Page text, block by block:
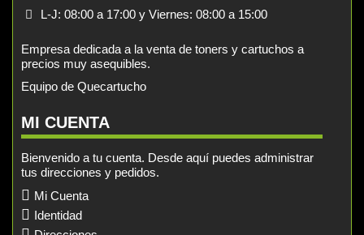
L-J: 08:00 a 17:00 y Viernes: 08:00 a 15:00
Empresa dedicada a la venta de toners y cartuchos a
precios muy asequibles.
Equipo de Quecartucho
MI CUENTA
Bienvenido a tu cuenta. Desde aquí puedes administrar
tus direcciones y pedidos.
Mi Cuenta
Identidad